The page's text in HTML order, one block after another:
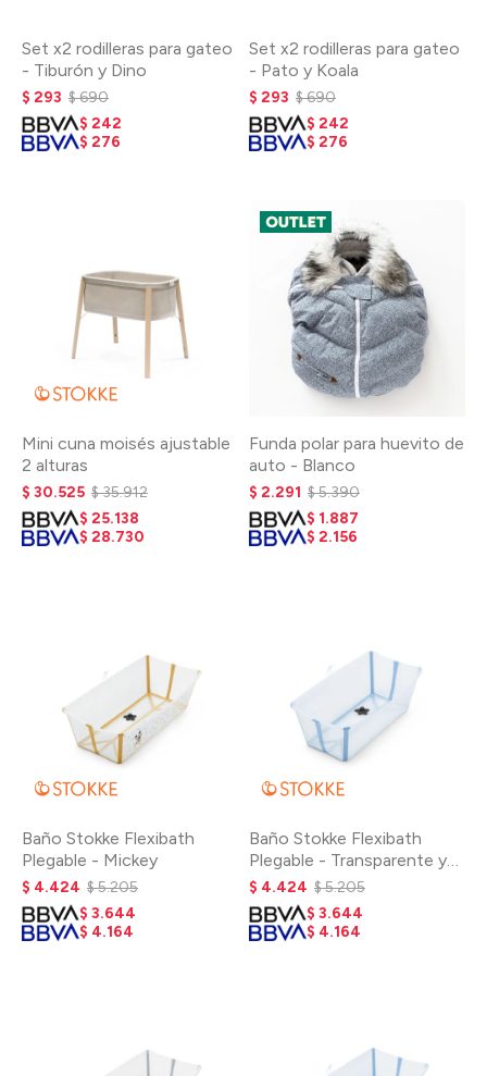
Set x2 rodilleras para gateo
- Tiburón y Dino
$ 293 $690
$ 242
$ 276
Set x2 rodilleras para gateo
- Pato y Koala
$ 293 $690
$ 242
$ 276
Mini cuna moisés ajustable
2 alturas
$ 30.525 $35.912
$ 25.138
$ 28.730
Funda polar para huevito de
auto - Blanco
$ 2.291 $5.390
$ 1.887
$ 2.156
Baño Stokke Flexibath
Plegable - Mickey
$ 4.424 $5.205
$ 3.644
$ 4.164
Baño Stokke Flexibath
Plegable - Transparente y
Celeste
$ 4.424 $5.205
$ 3.644
$ 4.164